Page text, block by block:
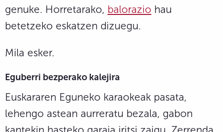
genuke. Horretarako, balorazio hau
betetzeko eskatzen dizuegu.
Mila esker.
Eguberri bezperako kalejira
Euskararen Eguneko karaokeak pasata,
lehengo astean aurreratu bezala, gabon